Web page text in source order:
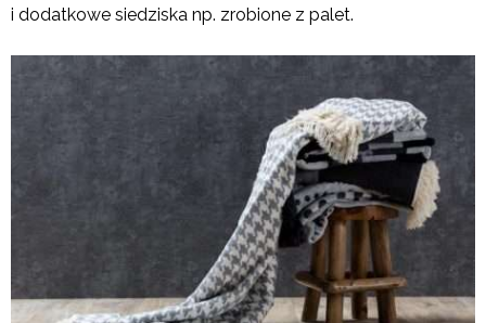
i dodatkowe siedziska np. zrobione z palet.